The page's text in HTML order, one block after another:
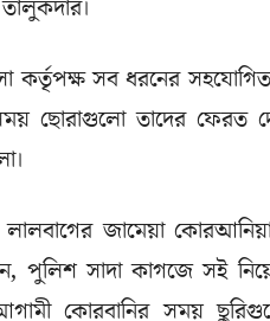
কর্তৃপক্ষ সব ধরনের
ছোরাগুলো তাদের ফেরত
জা‌মেয়া
পু‌লিশ সাদা কাগ‌জে সই
কোরবানির সময়